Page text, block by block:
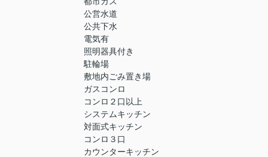
公営水道
公共下水
電気有
照明器具付き
駐輪場
敷地内ごみ置き場
ガスコンロ
コンロ２口以上
システムキッチン
対面式キッチン
コンロ３口
カウンターキッチン